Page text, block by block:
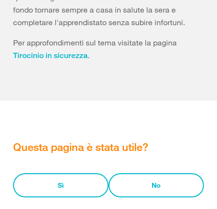
fondo tornare sempre a casa in salute la sera e
completare l'apprendistato senza subire infortuni.
Per approfondimenti sul tema visitate la pagina
Tirocinio in sicurezza.
Questa pagina è stata utile?
Sì No